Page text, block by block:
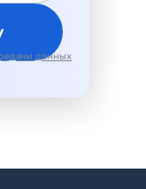
данных